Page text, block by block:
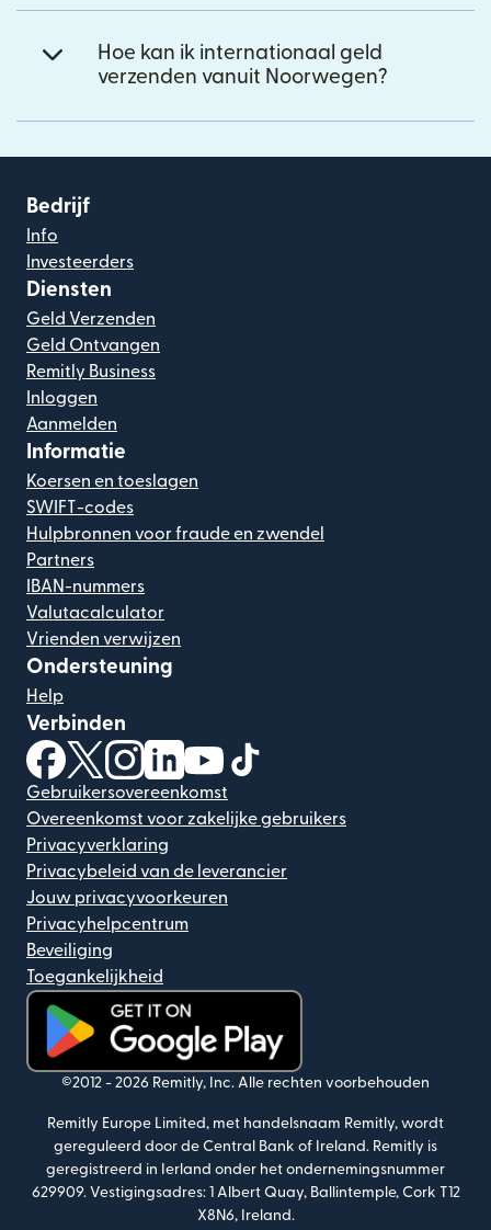
Hoe kan ik internationaal geld
verzenden vanuit Noorwegen?
Bedrijf
Info
Investeerders
Diensten
Geld Verzenden
Geld Ontvangen
Remitly Business
Inloggen
Aanmelden
Informatie
Koersen en toeslagen
SWIFT-codes
Hulpbronnen voor fraude en zwendel
Partners
IBAN-nummers
Valutacalculator
Vrienden verwijzen
Ondersteuning
Help
Verbinden
(wordt geopend in een nieuw venster)
(wordt geopend in een nieuw venster)
(wordt geopend in een nieuw venster)
(wordt geopend in een nieuw venster)
(wordt geopend in een nieuw
Gebruikersovereenkomst
Overeenkomst voor zakelijke gebruikers
Privacyverklaring
Privacybeleid van de leverancier
Jouw privacyvoorkeuren
Privacyhelpcentrum
Beveiliging
Toegankelijkheid
(wordt geopend in een nieuw venster)
©2012 - 2026 Remitly, Inc. Alle rechten voorbehouden
Remitly Europe Limited, met handelsnaam Remitly, wordt
gereguleerd door de Central Bank of Ireland. Remitly is
geregistreerd in Ierland onder het ondernemingsnummer
629909. Vestigingsadres: 1 Albert Quay, Ballintemple, Cork T12
X8N6, Ireland.